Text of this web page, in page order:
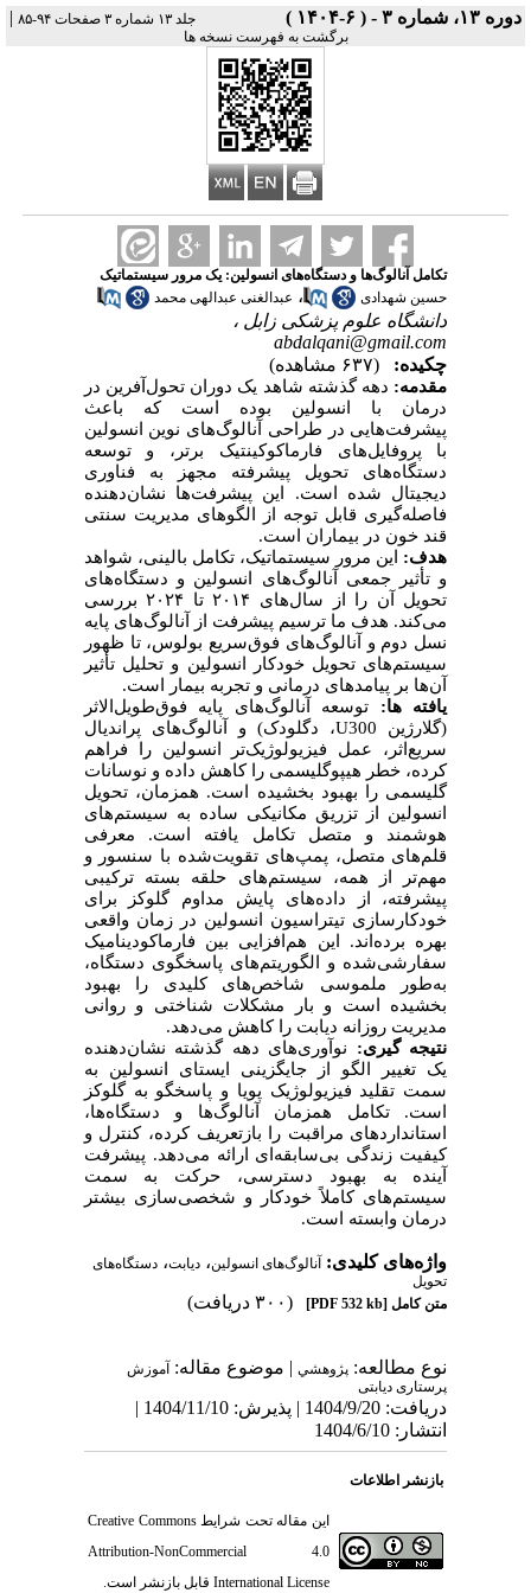
دوره ۱۳، شماره ۳ - ( ۶-۱۴۰۴ ) جلد ۱۳ شماره ۳ صفحات ۹۴-۸۵ |
برگشت به فهرست نسخه ها
تکامل آنالوگ‌ها و دستگاه‌های انسولین: یک مرور سیستماتیک
حسین شهدادی
، عبدالغنی عبدالهی محمد
دانشگاه علوم پزشکی زابل ،
abdalqani@gmail.com
چکیده:
(۶۳۷ مشاهده)
مقدمه: دهه گذشته شاهد یک دوران تحول‌آفرین در
درمان با انسولین بوده است که باعث
پیشرفت‌هایی در طراحی آنالوگ‌های نوین انسولین
با پروفایل‌های فارماکوکینتیک برتر، و توسعه
دستگاه‌های تحویل پیشرفته مجهز به فناوری
دیجیتال شده است. این پیشرفت‌ها نشان‌دهنده
فاصله‌گیری قابل توجه از الگوهای مدیریت سنتی
قند خون در بیماران است.
هدف: این مرور سیستماتیک، تکامل بالینی، شواهد
و تأثیر جمعی آنالوگ‌های انسولین و دستگاه‌های
تحویل آن را از سال‌های ۲۰۱۴ تا ۲۰۲۴ بررسی
می‌کند. هدف ما ترسیم پیشرفت از آنالوگ‌های پایه
نسل دوم و آنالوگ‌های فوق‌سریع بولوس، تا ظهور
سیستم‌های تحویل خودکار انسولین و تحلیل تأثیر
آن‌ها بر پیامدهای درمانی و تجربه بیمار است.
یافته ها: توسعه آنالوگ‌های پایه فوق‌طویل‌الاثر
(گلارژین U300، دگلودک) و آنالوگ‌های پراندیال
سریع‌اثر، عمل فیزیولوژیک‌تر انسولین را فراهم
کرده، خطر هیپوگلیسمی را کاهش داده و نوسانات
گلیسمی را بهبود بخشیده است. همزمان، تحویل
انسولین از تزریق مکانیکی ساده به سیستم‌های
هوشمند و متصل تکامل یافته است. معرفی
قلم‌های متصل، پمپ‌های تقویت‌شده با سنسور و
مهم‌تر از همه، سیستم‌های حلقه بسته ترکیبی
پیشرفته، از داده‌های پایش مداوم گلوکز برای
خودکارسازی تیتراسیون انسولین در زمان واقعی
بهره برده‌اند. این هم‌افزایی بین فارماکودینامیک
سفارشی‌شده و الگوریتم‌های پاسخگوی دستگاه،
به‌طور ملموسی شاخص‌های کلیدی را بهبود
بخشیده است و بار مشکلات شناختی و روانی
مدیریت روزانه دیابت را کاهش می‌دهد.
نتیجه گیری: نوآوری‌های دهه گذشته نشان‌دهنده
یک تغییر الگو از جایگزینی ایستای انسولین به
سمت تقلید فیزیولوژیک پویا و پاسخگو به گلوکز
است. تکامل همزمان آنالوگ‌ها و دستگاه‌ها،
استانداردهای مراقبت را بازتعریف کرده، کنترل و
کیفیت زندگی بی‌سابقه‌ای ارائه می‌دهد. پیشرفت
آینده به بهبود دسترسی، حرکت به سمت
سیستم‌های کاملاً خودکار و شخصی‌سازی بیشتر
درمان وابسته است.
واژه‌های کلیدی: آنالوگ‌های انسولین، دیابت، دستگاه‌های
تحویل
متن کامل[PDF 532 kb] (۳۰۰ دریافت)
نوع مطالعه: پژوهشي| موضوع مقاله: آموزش
پرستاری دیابتی
دریافت: 1404/9/20 | پذیرش: 1404/11/10 |
انتشار: 1404/6/10
بازنشر اطلاعات
این مقاله تحت شرایطCreative Commons
Attribution-NonCommercial 4.0
International License قابل بازنشر است.